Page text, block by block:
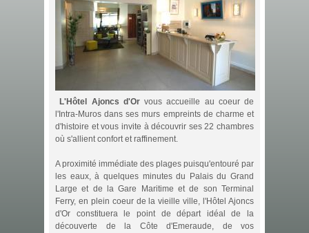
L'Hôtel Ajoncs d'Orvous accueille au coeur de
l'Intra-Muros dans ses murs empreints de charme et
d'histoire et vous invite à découvrir ses 22 chambres
où s'allient confort et raffinement.
A proximité immédiate des plages puisqu'entouré par
les eaux, à quelques minutes du Palais du Grand
Large et de la Gare Maritime et de son Terminal
Ferry, en plein coeur de la vieille ville, l'Hôtel Ajoncs
d'Or constituera le point de départ idéal de la
découverte de la Côte d'Emeraude, de vos